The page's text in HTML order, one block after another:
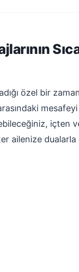
özel bir
içten
ailenize